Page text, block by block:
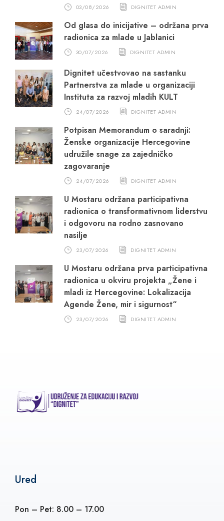
03/08/2026 DIGNITET ADMIN
Od glasa do inicijative – održana prva
radionica za mlade u Jablanici
30/07/2026 DIGNITET ADMIN
Dignitet učestvovao na sastanku
Partnerstva za mlade u organizaciji
Instituta za razvoj mladih KULT
24/07/2026 DIGNITET ADMIN
Potpisan Memorandum o saradnji:
Ženske organizacije Hercegovine
udružile snage za zajedničko
zagovaranje
24/07/2026 DIGNITET ADMIN
U Mostaru održana participativna
radionica o transformativnom liderstvu
i odgovoru na rodno zasnovano
nasilje
23/07/2026 DIGNITET ADMIN
U Mostaru održana prva participativna
radionica u okviru projekta „Žene i
mladi iz Hercegovine: Lokalizacija
Agende Žene, mir i sigurnost“
23/07/2026 DIGNITET ADMIN
Ured
Pon – Pet: 8.00 – 17.00